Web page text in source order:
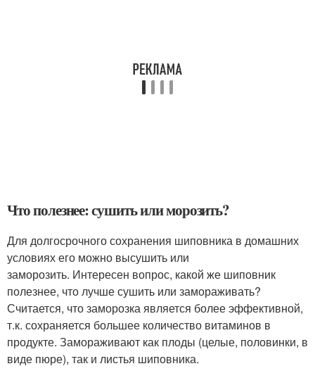
Что полезнее: сушить или морозить?
Для долгосрочного сохранения шиповника в домашних
условиях его можно высушить или
заморозить. Интересен вопрос, какой же шиповник
полезнее, что лучше сушить или замораживать?
Считается, что заморозка является более эффективной,
т.к. сохраняется большее количество витаминов в
продукте. Замораживают как плоды (целые, половинки, в
виде пюре), так и листья шиповника.